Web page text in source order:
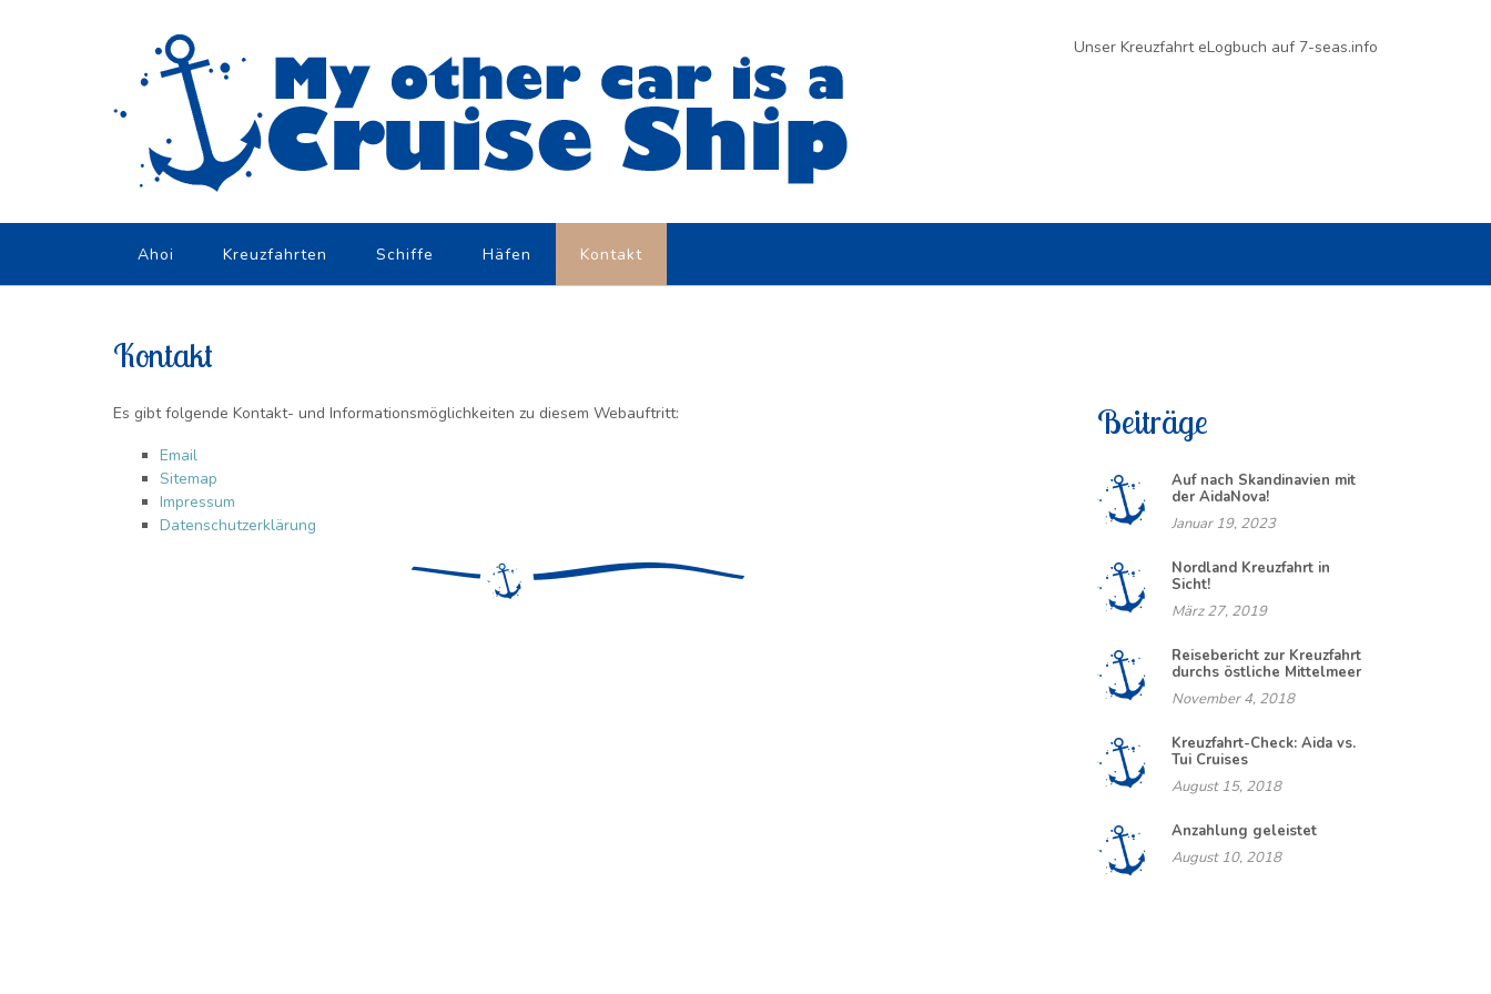
Unser Kreuzfahrt eLogbuch auf 7-seas.info
Ahoi Kreuzfahrten Schiffe Häfen Kontakt
Kontakt
Es gibt folgende Kontakt- und Informationsmöglichkeiten zu diesem Webauftritt:
Email
Sitemap
Impressum
Datenschutzerklärung
Beiträge
Auf nach Skandinavien mit
der AidaNova!
Januar 19, 2023
Nordland Kreuzfahrt in
Sicht!
März 27, 2019
Reisebericht zur Kreuzfahrt
durchs östliche Mittelmeer
November 4, 2018
Kreuzfahrt-Check: Aida vs.
Tui Cruises
August 15, 2018
Anzahlung geleistet
August 10, 2018